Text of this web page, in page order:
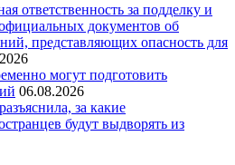
ответственность за подделку и
документов об
представляющих опасность для
могут подготовить
06.08.2026
за какие
будут выдворять из